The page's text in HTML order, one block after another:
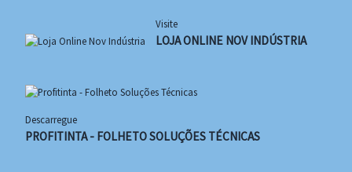
Visite
LOJA ONLINE NOV INDÚSTRIA
Descarregue
PROFITINTA - FOLHETO SOLUÇÕES TÉCNICAS